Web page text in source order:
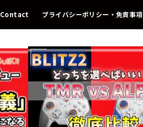
Contact プライバシーポリシー・免責事項